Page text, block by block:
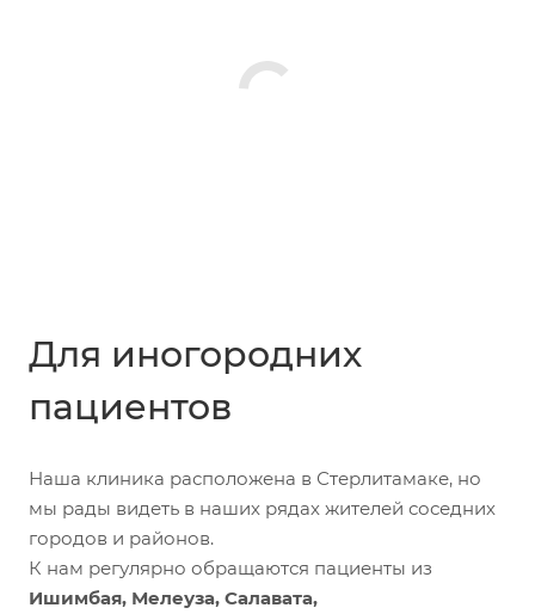
Для иногородних
пациентов
Наша клиника расположена в Стерлитамаке, но
мы рады видеть в наших рядах жителей соседних
городов и районов.
К нам регулярно обращаются пациенты из
Ишимбая, Мелеуза, Салавата,